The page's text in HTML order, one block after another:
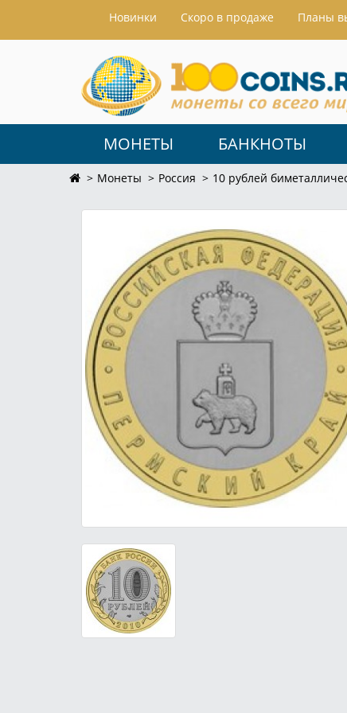
Hовинки Скоро в продаже Планы
МОНЕТЫ БАНКНОТЫ
Монеты Россия 10 рублей